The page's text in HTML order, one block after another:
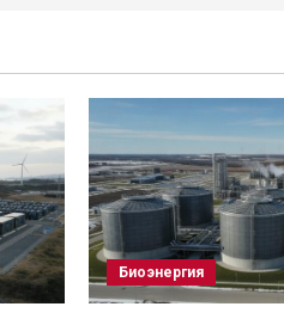
Биоэнергия